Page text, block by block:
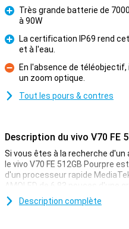
Pour
Très grande batterie de
à 90W
Pour
La certification IP69 rend
et à l'eau.
Contre
En l'absence de
un zoom optique.
Tout les pours & contres
Description du vivo V70 FE
Si vous êtes à la recherche
le vivo V70 FE 512GB Pourpre
d'un processeur rapide
AMOLED de 6,83 pouces d'une
de 200 Mpx et d'une grande
également d'une connectivité
Description complète